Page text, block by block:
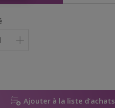
Ajouter à la liste d’achats